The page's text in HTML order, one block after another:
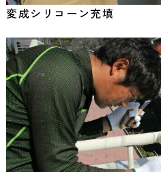
変成シリコーン充填